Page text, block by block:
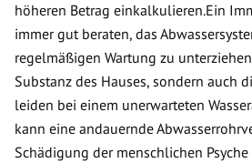
höheren Betrag einkalkulieren.Ein
immer gut beraten, das
regelmäßigen Wartung zu
Substanz des Hauses, sondern auch
leiden bei einem unerwarteten
kann eine andauernde
Schädigung der menschlichen